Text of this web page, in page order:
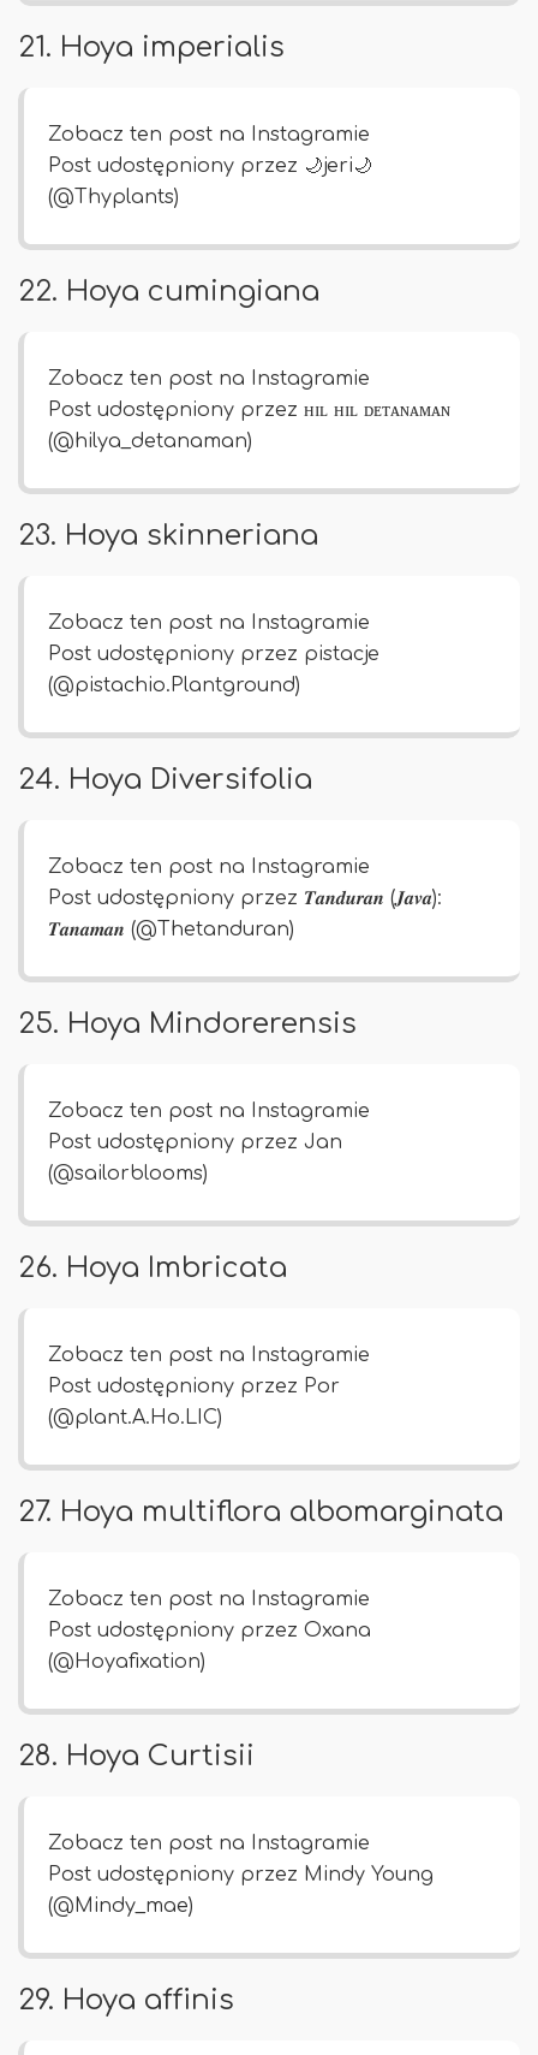
21. Hoya imperialis
Zobacz ten post na Instagramie
Post udostępniony przez 🌙jeri🌙
(@Thyplants)
22. Hoya cumingiana
Zobacz ten post na Instagramie
Post udostępniony przez ʜɪʟ ʜɪʟ ᴅᴇᴛᴀɴᴀᴍᴀɴ
(@hilya_detanaman)
23. Hoya skinneriana
Zobacz ten post na Instagramie
Post udostępniony przez pistacje
(@pistachio.Plantground)
24. Hoya Diversifolia
Zobacz ten post na Instagramie
Post udostępniony przez 𝑻𝒂𝒏𝒅𝒖𝒓𝒂𝒏 (𝑱𝒂𝒗𝒂):
𝑻𝒂𝒏𝒂𝒎𝒂𝒏 (@Thetanduran)
25. Hoya Mindorerensis
Zobacz ten post na Instagramie
Post udostępniony przez Jan
(@sailorblooms)
26. Hoya Imbricata
Zobacz ten post na Instagramie
Post udostępniony przez Por
(@plant.A.Ho.LIC)
27. Hoya multiflora albomarginata
Zobacz ten post na Instagramie
Post udostępniony przez Oxana
(@Hoyafixation)
28. Hoya Curtisii
Zobacz ten post na Instagramie
Post udostępniony przez Mindy Young
(@Mindy_mae)
29. Hoya affinis